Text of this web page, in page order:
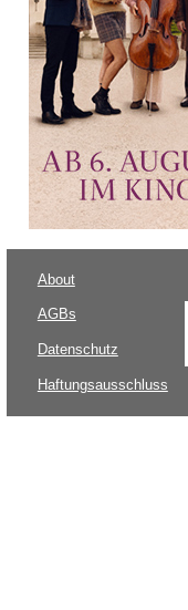
About
AGBs
Datenschutz
Haftungsausschluss